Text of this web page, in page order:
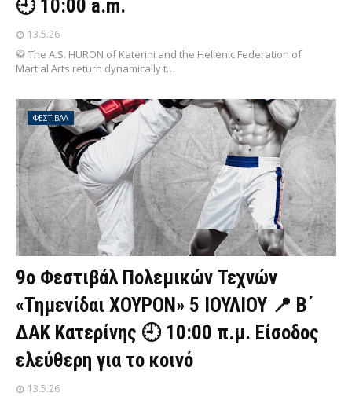
🕘 10:00 a.m.
13.5.26
🥋 The A.S. HURON of Katerini and the Hellenic Federation of
Martial Arts return dynamically t…
ΦΕΣΤΙΒΑΛ
9ο Φεστιβάλ Πολεμικών Τεχνών
«Τημενίδαι ΧΟΥΡΟΝ» 5 ΙΟΥΛΙΟΥ 📍 Β΄
ΔΑΚ Κατερίνης 🕘 10:00 π.μ. Είσοδος
ελεύθερη για το κοινό
13.5.26